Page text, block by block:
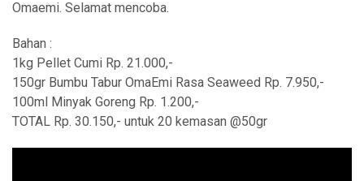
Omaemi. Selamat mencoba.
Bahan :
1kg Pellet Cumi Rp. 21.000,-
150gr Bumbu Tabur OmaEmi Rasa Seaweed Rp. 7.950,-
100ml Minyak Goreng Rp. 1.200,-
TOTAL Rp. 30.150,- untuk 20 kemasan @50gr